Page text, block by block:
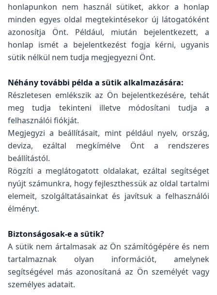
honlapunkon nem használ sütiket, akkor a honlap
minden egyes oldal megtekintésekor új látogatóként
azonosítja Önt. Például, miután bejelentkezett, a
honlap ismét a bejelentkezést fogja kérni, ugyanis
sütik nélkül nem tudja megjegyezni Önt.
Néhány további példa a sütik alkalmazására:
Részletesen emlékszik az Ön bejelentkezésére, tehát
meg tudja tekinteni illetve módosítani tudja a
felhasználói fiókját.
Megjegyzi a beállításait, mint például nyelv, ország,
deviza, ezáltal megkímélve Önt a rendszeres
beállítástól.
Rögzíti a meglátogatott oldalakat, ezáltal segítséget
nyújt számunkra, hogy fejleszthessük az oldal tartalmi
elemeit, szolgáltatásainkat és javítsuk a felhasználói
élményt.
Biztonságosak-e a sütik?
A sütik nem ártalmasak az Ön számítógépére és nem
tartalmaznak olyan információt, amelynek
segítségével más azonosítaná az Ön személyét vagy
személyes adatait.